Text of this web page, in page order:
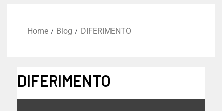
Home Blog DIFERIMENTO
DIFERIMENTO